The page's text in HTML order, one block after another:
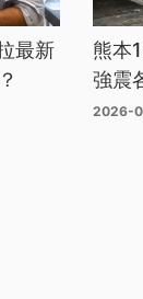
最新
熊本
強震
2026-